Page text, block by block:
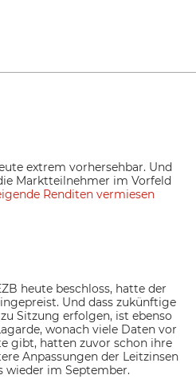
extrem vorhersehbar. Und
Marktteilnehmer im Vorfeld
Renditen vermiesen
heute beschloss, hatte der
Und dass zukünftige
Sitzung erfolgen, ist ebenso
wonach viele Daten vor
gibt, hatten zuvor schon ihre
Anpassungen der Leitzinsen
wieder im September.